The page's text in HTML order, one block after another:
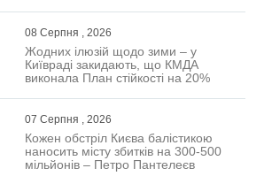
08 Серпня , 2026
Жодних ілюзій щодо зими – у
Київраді закидають, що КМДА
виконала План стійкості на 20%
07 Серпня , 2026
Кожен обстріл Києва балістикою
наносить місту збитків на 300-500
мільйонів – Петро Пантелеєв